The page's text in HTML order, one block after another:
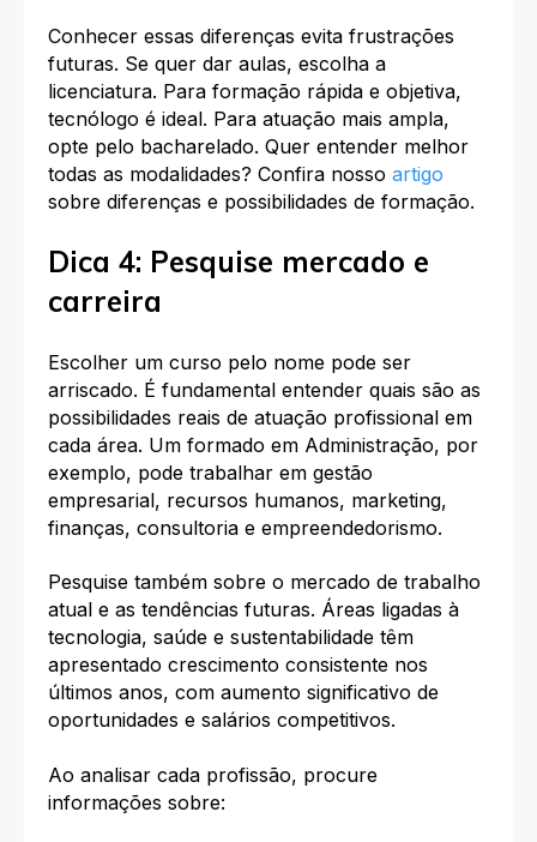
Conhecer essas diferenças evita frustrações
futuras. Se quer dar aulas, escolha a
licenciatura. Para formação rápida e objetiva,
tecnólogo é ideal. Para atuação mais ampla,
opte pelo bacharelado. Quer entender melhor
todas as modalidades? Confira nosso artigo
sobre diferenças e possibilidades de formação.
Dica 4: Pesquise mercado e
carreira
Escolher um curso pelo nome pode ser
arriscado. É fundamental entender quais são as
possibilidades reais de atuação profissional em
cada área. Um formado em Administração, por
exemplo, pode trabalhar em gestão
empresarial, recursos humanos, marketing,
finanças, consultoria e empreendedorismo.
Pesquise também sobre o mercado de trabalho
atual e as tendências futuras. Áreas ligadas à
tecnologia, saúde e sustentabilidade têm
apresentado crescimento consistente nos
últimos anos, com aumento significativo de
oportunidades e salários competitivos.
Ao analisar cada profissão, procure
informações sobre: